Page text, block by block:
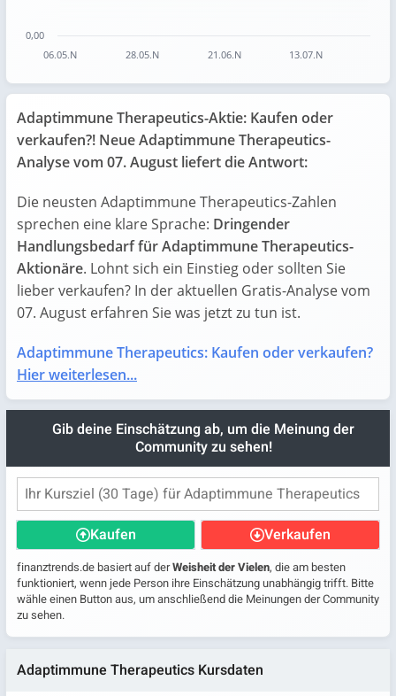
06.05.N 28.05.N 21.06.N 13.07.N
0,00
Adaptimmune Therapeutics-Aktie: Kaufen oder
verkaufen?! Neue Adaptimmune Therapeutics-
Analyse vom 07. August liefert die Antwort:
Die neusten Adaptimmune Therapeutics-Zahlen
sprechen eine klare Sprache: Dringender
Handlungsbedarf für Adaptimmune Therapeutics-
Aktionäre. Lohnt sich ein Einstieg oder sollten Sie
lieber verkaufen? In der aktuellen Gratis-Analyse vom
07. August erfahren Sie was jetzt zu tun ist.
Adaptimmune Therapeutics: Kaufen oder verkaufen?
Hier weiterlesen...
Gib deine Einschätzung ab, um die Meinung der
Community zu sehen!
Kaufen Verkaufen
finanztrends.de basiert auf derWeisheit der Vielen, die am besten
funktioniert, wenn jede Person ihre Einschätzung unabhängig trifft. Bitte
wähle einen Button aus, um anschließend die Meinungen der Community
zu sehen.
Adaptimmune Therapeutics Kursdaten